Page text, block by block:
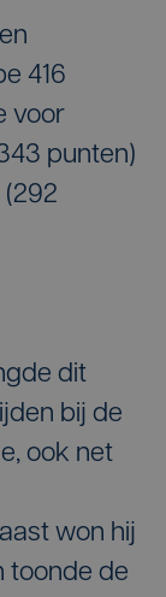
416
voor
punten)
dit
bij de
ook net
won hij
toonde de